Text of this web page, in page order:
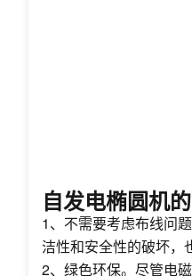
自发电椭圆机
1、不需要考虑布线问
洁性和安全性的破坏，
2、绿色环保。尽管电